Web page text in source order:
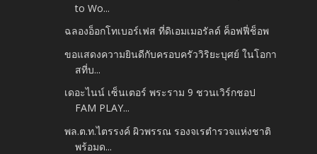
to Wo...
ฉลองอ็อกโทเบอร์เฟส ที่ดิเอมเมอรัลด์ ค็อฟฟี่ช็อพ
ขอแสดงความยินดีกับครอบครัววิริยะบุศย์ ในโอกา
สที่บ...
เดอะไนน์ เซ็นเตอร์ พระราม 9 ชวนเวิร์กชอป
FAM PLAY...
พล.ต.ท.ไตรรงค์ ผิวพรรณ รองจเรตำรวจแห่งชาติ
พร้อมด...